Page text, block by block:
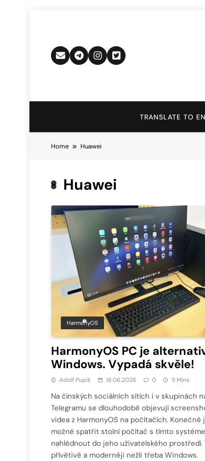
TRANSLATE TO
Home Huawei
Huawei
HarmonyOS
HarmonyOS PC je
Windows. Vypadá skvěle!
Adolf Pupík 16.06.2026 0 5 Mins
Na čínských sociálních sítích i v skupinách
Telegramu se dlouhodobě objevují
videa z HarmonyOS na počítačích. Konečně
možné spatřit stolní počítač s tímto
nahlédnout do jeho uživatelského prostředí.
přívětivě a moderněji nežli třeba Windows.